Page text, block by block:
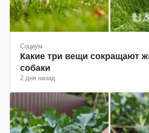
Социум
Какие три вещи сокращают
собаки
2 дня назад